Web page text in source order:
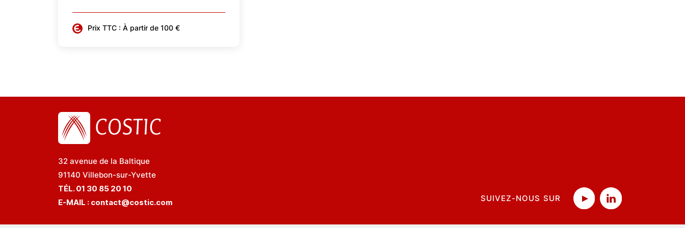
Prix TTC : À partir de 100 €
32 avenue de la Baltique
91140 Villebon-sur-Yvette
TÉL. 01 30 85 20 10
E-MAIL : contact@costic.com SUIVEZ-NOUS SUR